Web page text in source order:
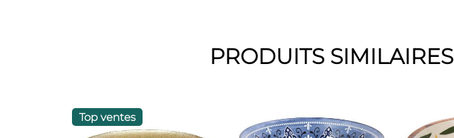
PRODUITS SIMILAIRES
Top ventes